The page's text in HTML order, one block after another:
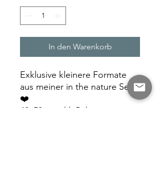
In den Warenkorb
Exklusive kleinere Formate
aus meiner in the nature Serie
❤️
40x50cm inkl. Rahmen